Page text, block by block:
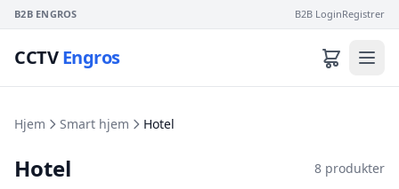
B2B ENGROS B2B LoginRegistrer
CCTVEngros
Hjem Smart hjem Hotel
Hotel 8 produkter